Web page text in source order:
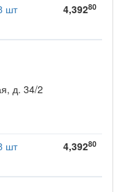
шт
4,39280
д. 34/2
шт
4,39280